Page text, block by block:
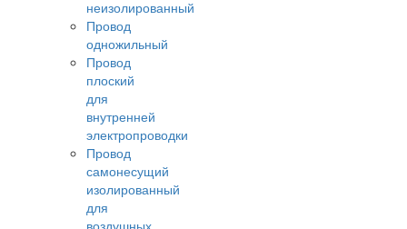
неизолированный
Провод
одножильный
Провод
плоский
для
внутренней
электропроводки
Провод
самонесущий
изолированный
для